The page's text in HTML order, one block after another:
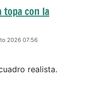
topa con la
2026 07:56
realista.